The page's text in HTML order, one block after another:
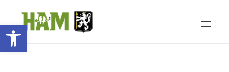
Ouvrir la barre d’outils
Ham-sous-Varsberg